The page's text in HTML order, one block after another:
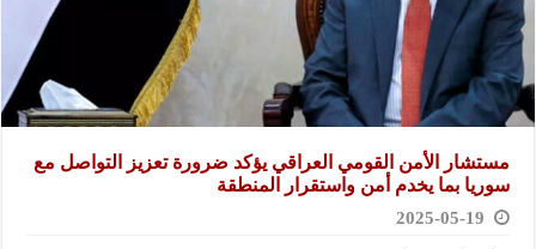
مستشار الأمن القومي العراقي يؤكد ضرورة تعزيز التواصل مع
سوريا بما يخدم أمن واستقرار المنطقة
2025-05-19